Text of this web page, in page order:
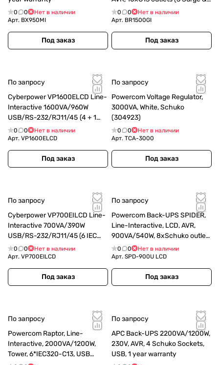
0 0
Нет в наличии
Арт. BX950MI
Под заказ
5 batt.), XL (1хBR24BP(G)),
Data/DSL protrct, 10/100 Ba
(BR1500GI)
0 0
Нет в наличии
Арт. BR1500GI
Под заказ
По запросу
Cyberpower VP1600ELCD Line-
Interactive 1600VA/960W
USB/RS-232/RJ11/45 (4 + 1
EURO)
0 0
Нет в наличии
Арт. VP1600ELCD
Под заказ
По запросу
Powercom Voltage Regulator,
3000VA, White, Schuko
(304923)
0 0
Нет в наличии
Арт. TCA-3000
Под заказ
По запросу
Cyberpower VP700EILCD Line-
Interactive 700VA/390W
USB/RS-232/RJ11/45 (6 IEC
С13)
0 0
Нет в наличии
Арт. VP700EILCD
Под заказ
По запросу
Powercom Back-UPS SPIDER,
Line-Interactive, LCD, AVR,
900VA/540W, 8xSchuko outlets
(4 surge & 4 batt), black
(1168465)
0 0
Нет в наличии
Арт. SPD-900U LCD
Под заказ
По запросу
Powercom Raptor, Line-
Interactive, 2000VA/1200W,
Tower, 6*IEC320-C13, USB
По запросу
APC Back-UPS 2200VA/1200W,
230V, AVR, 4 Schuko Sockets,
USB, 1 year warranty